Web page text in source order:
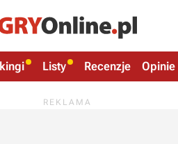
Listy Recenzje Opinie